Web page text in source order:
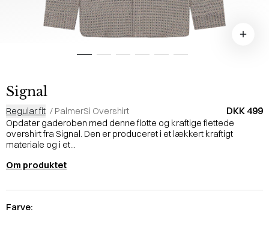
Signal
Regular fit / PalmerSi Overshirt DKK 499
Opdater gaderoben med denne flotte og kraftige flettede
overshirt fra Signal. Den er produceret i et lækkert kraftigt
materiale og i et...
Om produktet
Farve: